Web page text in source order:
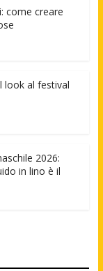
come creare
look al festival
2026:
in lino è il